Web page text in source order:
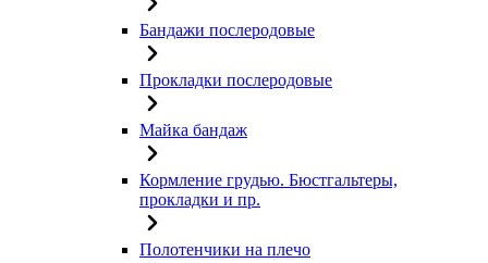
Бандажи послеродовые
Прокладки послеродовые
Майка бандаж
Кормление грудью. Бюстгальтеры,
прокладки и пр.
Полотенчики на плечо